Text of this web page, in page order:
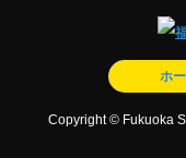
ホ
Copyright © Fukuoka